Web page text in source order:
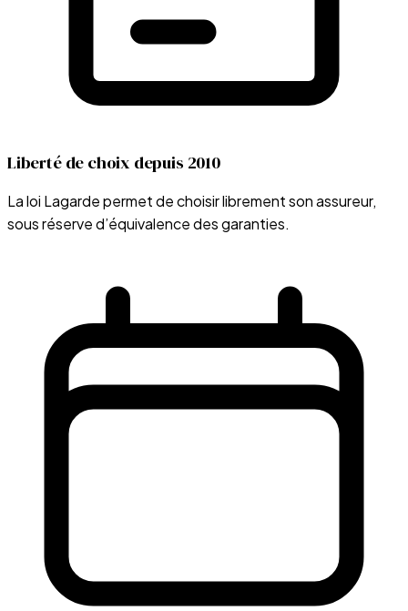
Liberté de choix depuis 2010
La loi Lagarde permet de choisir librement son assureur,
sous réserve d’équivalence des garanties.